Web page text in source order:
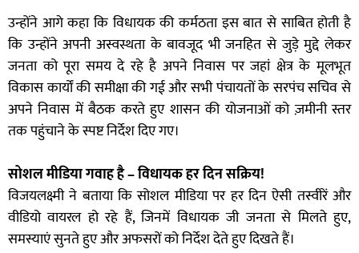
उन्होंने आगे कहा कि विधायक की कर्मठता इस बात से साबित होती है
कि उन्होंने अपनी अस्वस्थता के बावजूद भी जनहित से जुड़े मुद्दे लेकर
जनता को पूरा समय दे रहे है अपने निवास पर जहां क्षेत्र के मूलभूत
विकास कार्यों की समीक्षा की गई और सभी पंचायतों के सरपंच सचिव से
अपने निवास में बैठक करते हुए शासन की योजनाओं को ज़मीनी स्तर
तक पहुंचाने के स्पष्ट निर्देश दिए गए।
सोशल मीडिया गवाह है – विधायक हर दिन सक्रिय!
विजयलक्ष्मी ने बताया कि सोशल मीडिया पर हर दिन ऐसी तस्वीरें और
वीडियो वायरल हो रहे हैं, जिनमें विधायक जी जनता से मिलते हुए,
समस्याएं सुनते हुए और अफसरों को निर्देश देते हुए दिखते हैं।